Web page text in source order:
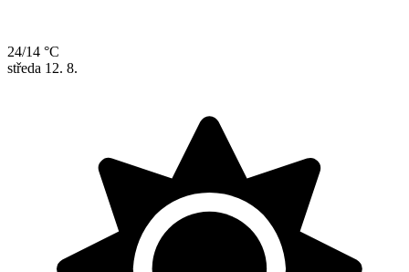
24/14 °C
středa 12. 8.